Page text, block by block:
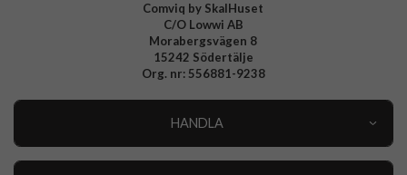
Comviq by SkalHuset
C/O Lowwi AB
Morabergsvägen 8
15242 Södertälje
Org. nr: 556881-9238
HANDLA